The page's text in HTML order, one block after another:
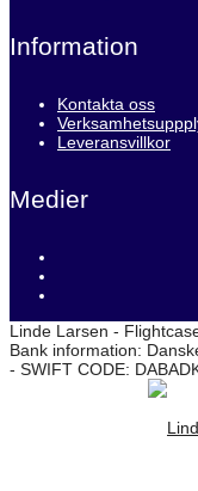
Information
Kontakta oss
Leveransvillkor
Medier
Linde Larsen -
Bank information:
- SWIFT CODE: